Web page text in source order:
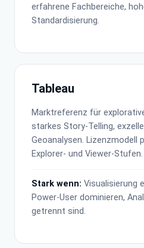
erfahrene Fachbereiche,
Standardisierung.
Tableau
Marktreferenz für
starkes Story-Telling,
Geoanalysen. Lizenzmodell
Explorer- und Viewer-Stufen.
Stark wenn: Visualisierung
Power-User dominieren,
getrennt sind.